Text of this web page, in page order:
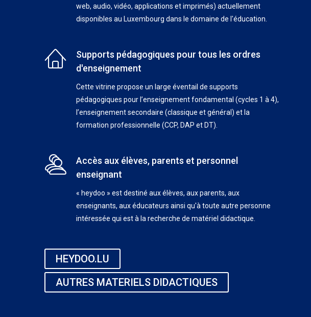
web, audio, vidéo, applications et imprimés) actuellement
disponibles au Luxembourg dans le domaine de l'éducation.
Supports pédagogiques pour tous les ordres
d'enseignement
Cette vitrine propose un large éventail de supports
pédagogiques pour l’enseignement fondamental (cycles 1 à 4),
l’enseignement secondaire (classique et général) et la
formation professionnelle (CCP, DAP et DT).
Accès aux élèves, parents et personnel
enseignant
« heydoo » est destiné aux élèves, aux parents, aux
enseignants, aux éducateurs ainsi qu'à toute autre personne
intéressée qui est à la recherche de matériel didactique.
HEYDOO.LU
AUTRES MATERIELS DIDACTIQUES